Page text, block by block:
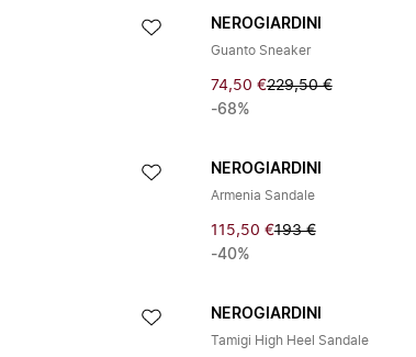
NEROGIARDINI
Guanto Sneaker
74,50 €229,50 €
-68%
NEROGIARDINI
Armenia Sandale
115,50 €193 €
-40%
NEROGIARDINI
Tamigi High Heel Sandale